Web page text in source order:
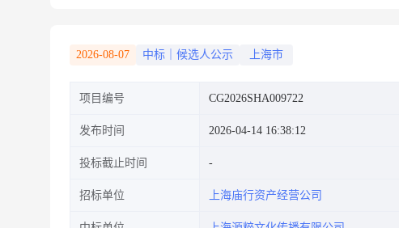
2026-08-07 中标｜候选人公示 上海市
项目编号 CG2026SHA009722
发布时间 2026-04-14 16:38:12
投标截止时间
招标单位 上海庙行资产经营公司